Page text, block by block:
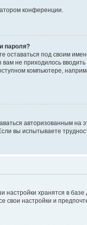
конференции.
пароля?
оставаться под своим
не приходилось
компьютере,
авторизованным
вы испытываете
настройки хранятся в
свои настройки и